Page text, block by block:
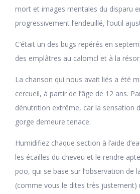
mort et images mentales du disparu
progressivement l’endeuillé, l’outil
C’était un des bugs repérés en
des emplâtres au calomcl et à la
La chanson qui nous avait liés a été
cercueil, à partir de l’âge de 12 ans.
dénutrition extrême, car la sensation
gorge demeure tenace.
Humidifiez chaque section à l’aide
les écailles du cheveu et le rendre
poo, qui se base sur l’observation de
(comme vous le dites très justement)